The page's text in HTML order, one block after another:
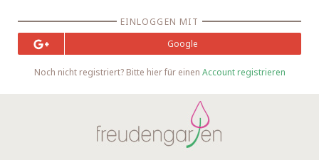
EINLOGGEN MIT
Google
Noch nicht registriert? Bitte hier für einen Account registrieren